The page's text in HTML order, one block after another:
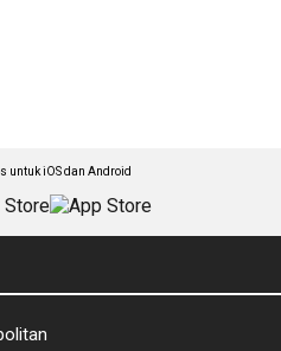
untuk iOS dan Android